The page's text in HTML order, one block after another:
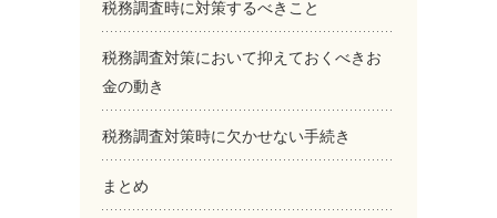
税務調査時に対策するべきこと
税務調査対策において抑えておくべきお
金の動き
税務調査対策時に欠かせない手続き
まとめ